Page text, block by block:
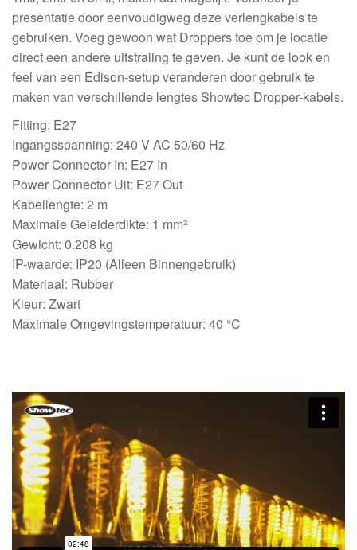
presentatie door eenvoudigweg deze verlengkabels te
gebruiken. Voeg gewoon wat Droppers toe om je locatie
direct een andere uitstraling te geven. Je kunt de look en
feel van een Edison-setup veranderen door gebruik te
maken van verschillende lengtes Showtec Dropper-kabels.
Fitting: E27
Ingangsspanning: 240 V AC 50/60 Hz
Power Connector In: E27 In
Power Connector Uit: E27 Out
Kabellengte: 2 m
Maximale Geleiderdikte: 1 mm²
Gewicht: 0.208 kg
IP-waarde: IP20 (Alleen Binnengebruik)
Materiaal: Rubber
Kleur: Zwart
Maximale Omgevingstemperatuur: 40 °C